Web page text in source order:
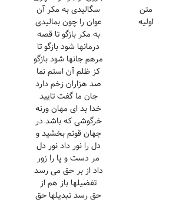
متن
اولیه
سگالیدی به مکر آن
عوان را چون بمالیدی
به مکر بازگو تا قصه
درمانها شود بازگو تا
مرهم جانها شود بازگو
کز ظلم آن استم نما
صد هزاران زخم دارد
جان ما گفت تایید
خدا بد ای مهان ورنه
خرگوشی که باشد در
جهان قوتم بخشید و
دل را نور داد نور دل
مر دست و پا را زور
داد از بر حق می رسد
تفضیلها باز هم از
حق رسد تبدیلها حق